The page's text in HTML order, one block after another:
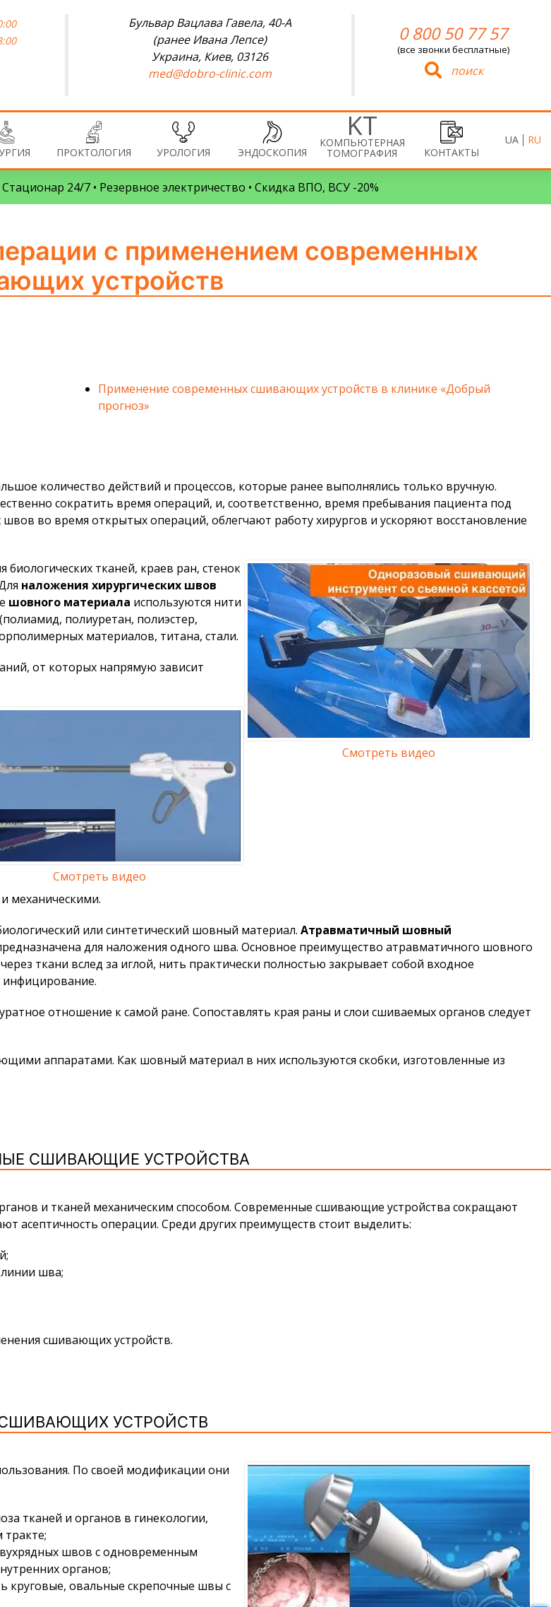
Бульвар Вацлава Гавела, 40-А
(ранее Ивана Лепсе)
Украина, Киев, 03126
med@dobro-clinic.com
0 800 50 77 57
(все звонки бесплатные)
поиск
ПРОКТОЛОГИЯ УРОЛОГИЯ ЭНДОСКОПИЯ
КОМПЬЮТЕРНАЯ
ТОМОГРАФИЯ КОНТАКТЫ
UA RU
24/7 • Резервное электричество • Скидка ВПО, ВСУ -20%
с применением современных
устройств
Применение современных сшивающих устройств в клинике «Добрый
прогноз»
количество действий и процессов, которые ранее выполнялись только вручную.
сократить время операций, и, соответственно, время пребывания пациента под
во время открытых операций, облегчают работу хирургов и ускоряют восстановление
Смотреть видео
тканей, краев ран, стенок
наложения хирургических швов
шовного материала используются нити
полиуретан, полиэстер,
материалов, титана, стали.
от которых напрямую зависит
Смотреть видео
механическими.
или синтетический шовный материал. Атравматичный шовный
для наложения одного шва. Основное преимущество атравматичного шовного
ткани вслед за иглой, нить практически полностью закрывает собой входное
отношение к самой ране. Сопоставлять края раны и слои сшиваемых органов следует
аппаратами. Как шовный материал в них используются скобки, изготовленные из
СШИВАЮЩИЕ УСТРОЙСТВА
и тканей механическим способом. Современные сшивающие устройства сокращают
асептичность операции. Среди других преимуществ стоит выделить:
шва;
сшивающих устройств.
УСТРОЙСТВ
По своей модификации они
тканей и органов в гинекологии,
швов с одновременным
органов;
круговые, овальные скрепочные швы с